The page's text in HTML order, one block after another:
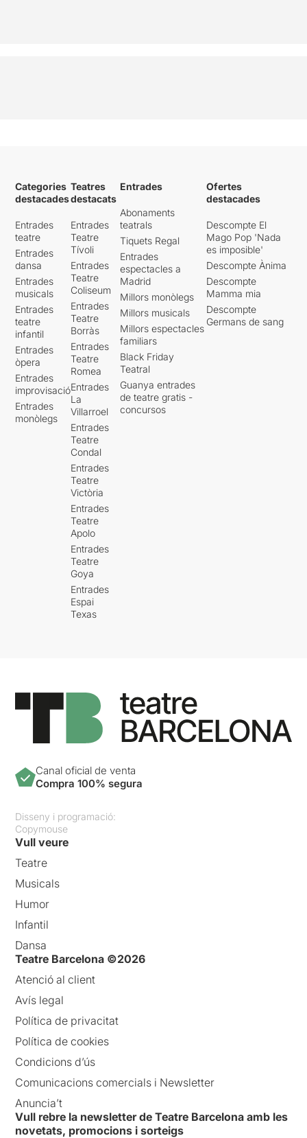
Categories
destacades
Entrades
teatre
Entrades
dansa
Entrades
musicals
Entrades
teatre
infantil
Entrades
òpera
Entrades
improvisació
Entrades
monòlegs
Teatres
destacats
Entrades
Teatre
Tívoli
Entrades
Teatre
Coliseum
Entrades
Teatre
Borràs
Entrades
Teatre
Romea
Entrades
La
Villarroel
Entrades
Teatre
Condal
Entrades
Teatre
Victòria
Entrades
Teatre
Apolo
Entrades
Teatre
Goya
Entrades
Espai
Texas
Entrades
Abonaments
teatrals
Tiquets Regal
Entrades
espectacles a
Madrid
Millors monòlegs
Millors musicals
Millors espectacles
familiars
Black Friday
Teatral
Guanya entrades
de teatre gratis -
concursos
Ofertes
destacades
Descompte El
Mago Pop 'Nada
es imposible'
Descompte Ànima
Descompte
Mamma mia
Descompte
Germans de sang
Canal oficial de venta
Compra 100% segura
Disseny i programació:
Copymouse
Vull veure
Teatre
Musicals
Humor
Infantil
Dansa
Teatre Barcelona ©2026
Atenció al client
Avís legal
Política de privacitat
Política de cookies
Condicions d’ús
Comunicacions comercials i Newsletter
Anuncia’t
Vull rebre la newsletter de Teatre Barcelona amb les
novetats, promocions i sorteigs